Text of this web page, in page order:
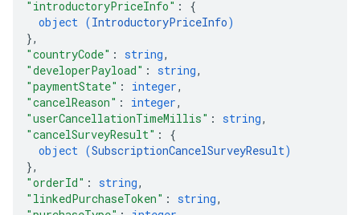
"introductoryPriceInfo" : {
object (IntroductoryPriceInfo)
},
"countryCode" : string,
"developerPayload" : string,
"paymentState" : integer,
"cancelReason" : integer,
"userCancellationTimeMillis" : string,
"cancelSurveyResult" : {
object (SubscriptionCancelSurveyResult)
},
"orderId" : string,
"linkedPurchaseToken" : string,